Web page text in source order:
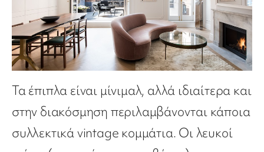
Τα έπιπλα είναι μίνιμαλ, αλλά ιδιαίτερα και
στην διακόσμηση περιλαμβάνονται κάποια
συλλεκτικά vintage κομμάτια. Οι λευκοί